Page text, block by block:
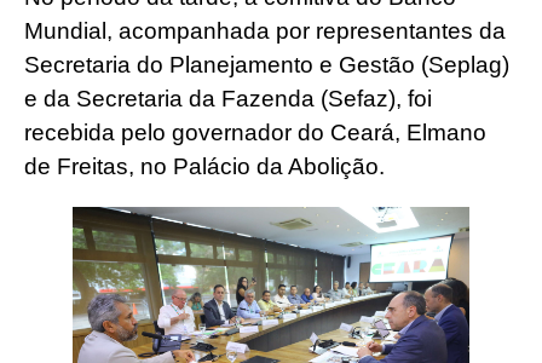
Mundial, acompanhada por representantes da
Secretaria do Planejamento e Gestão (Seplag)
e da Secretaria da Fazenda (Sefaz), foi
recebida pelo governador do Ceará, Elmano
de Freitas, no Palácio da Abolição.